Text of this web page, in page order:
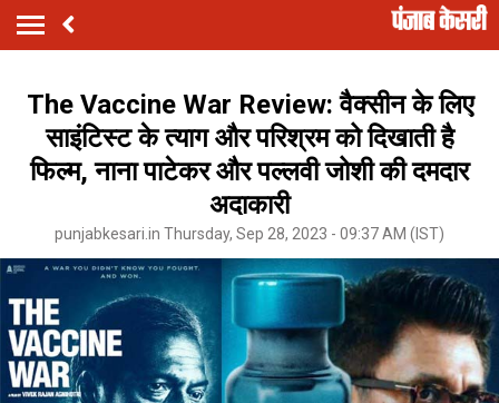
The Vaccine War Review: वैक्सीन के लिए
साइंटिस्ट के त्याग और परिश्रम को दिखाती है
फिल्म, नाना पाटेकर और पल्लवी जोशी की दमदार
अदाकारी
punjabkesari.in Thursday, Sep 28, 2023 - 09:37 AM (IST)